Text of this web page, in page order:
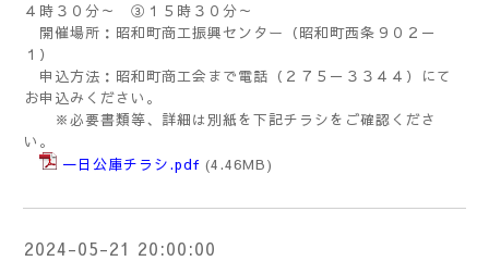
４時３０分～ ③１５時３０分～
開催場所：昭和町商工振興センター（昭和町西条９０２－
１）
申込方法：昭和町商工会まで電話（２７５－３３４４）にて
お申込みください。
※必要書類等、詳細は別紙を下記チラシをご確認くださ
い。
一日公庫チラシ.pdf (4.46MB)
2024-05-21 20:00:00